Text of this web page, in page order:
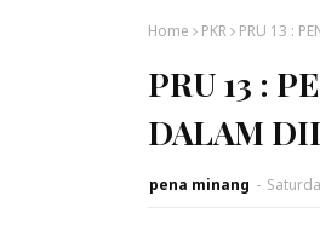
Home PKR PRU 13 :
PRU 13 :
DALAM
pena minang -